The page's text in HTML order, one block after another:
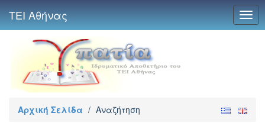
ΤΕΙ Αθήνας
Αρχική Σελίδα / Αναζήτηση